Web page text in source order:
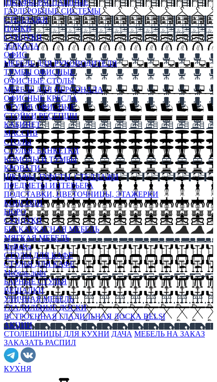
ШКАФЫ-РАСПАШНЫЕ
ГАРДЕРОБНЫЕ СИСТЕМЫ
СТЕЛЛАЖИ
ПОЛКИ
СУНДУКИ
ЗЕРКАЛА
ОФИС
МЕБЕЛЬ ДЛЯ РУКОВОДИТЕЛЯ
ТУМБЫ ОФИСНЫЕ
ОФИСНЫЕ СТОЛЫ
МЕБЕЛЬ ДЛЯ ПЕРСОНАЛА
ОФИСНЫЕ КРЕСЛА
СТУЛЬЯ ОФИСНЫЕ
СТОЙКИ РЕСЕПШН
КАБИНЕТ
МАССИВ
СТОЛЫ
СТУЛЬЯ, БАНКЕТКИ
КОМОДЫ И ТУМБЫ
КРОВАТИ
ШКАФЫ, БУФЕТЫ, СТЕЛЛАЖИ
ПРЕДМЕТЫ ИНТЕРЬЕРА
ПОДСТАВКИ, ЦВЕТОЧНИЦЫ, ЭТАЖЕРКИ
КОНСОЛИ
БЮРО
СУНДУКИ
БЕСКАРКАСНАЯ МЕБЕЛЬ
МЯГКАЯ МЕБЕЛЬ
HoReKa
СТОЛЫ ДЛЯ КАФЕ
СТУЛЬЯ ДЛЯ КАФЕ
Мебель лофт
БАРНЫЕ СТУЛЬЯ
ВЕШАЛКИ
УЛИЧНАЯ МЕБЕЛЬ
ГЛАДИЛЬНЫЕ ДОСКИ
ВСТРОЕННАЯ ГЛАДИЛЬНАЯ ДОСКА BELSI
АКЦИИ
СТОЛЕШНИЦЫ ДЛЯ КУХНИ ДАЧА МЕБЕЛЬ НА ЗАКАЗ
ЗАКАЗАТЬ РАСПИЛ
КУХНЯ